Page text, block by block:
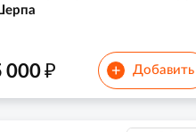
000₽ + Добавить